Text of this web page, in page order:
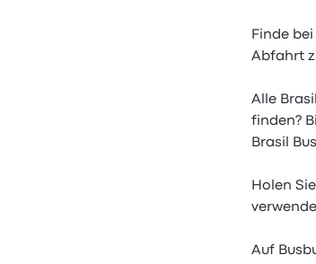
Finde
Abfahrt
Alle
finden?
Brasil
Holen
Auf